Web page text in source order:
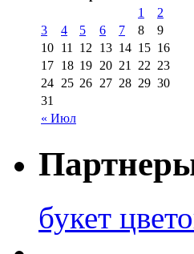
« Июл
1
2
3
4 5 6 7 8
9
10 11 12 13 14 15 16
17 18 19 20 21 22 23
24 25 26 27 28 29 30
31
букет